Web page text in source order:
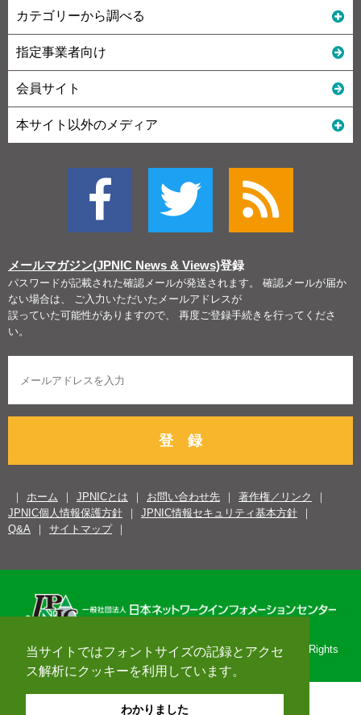
当サイトではフォントサイズの記録とアクセ
ス解析にクッキーを利用しています。
わかりました
カテゴリーから調べる
指定事業者向け
会員サイト
本サイト以外のメディア
メールマガジン(JPNIC News & Views)登録
パスワードが記載された確認メールが発送されます。 確認メールが届か
ない場合は、 ご入力いただいたメールアドレスが
誤っていた可能性がありますので、 再度ご登録手続きを行ってくださ
い。
登 録
ホーム JPNICとは お問い合わせ先
著作権／リンク
JPNIC個人情報保護方針
JPNIC情報セキュリティ基本方針
Q&A
サイトマップ
Copyright© 1996-2026 Japan Network Information Center. All Rights
Reserved.